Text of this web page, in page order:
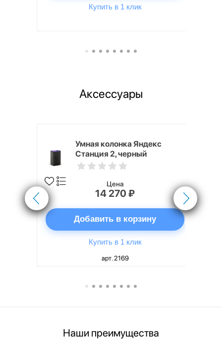
Купить в 1 клик
Аксессуары
Умная колонка Яндекс
Станция 2, черный
Цена
14 270 ₽
Добавить в корзину
Купить в 1 клик
арт. 2169
Наши преимущества